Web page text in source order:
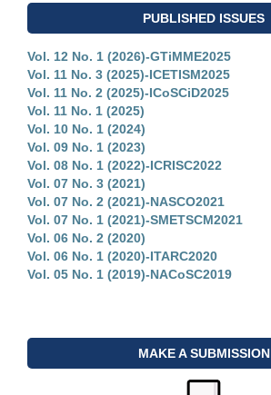
PUBLISHED ISSUES
Vol. 12 No. 1 (2026)-GTiMME2025
Vol. 11 No. 3 (2025)-ICETISM2025
Vol. 11 No. 2 (2025)-ICoSCiD2025
Vol. 11 No. 1 (2025)
Vol. 10 No. 1 (2024)
Vol. 09 No. 1 (2023)
Vol. 08 No. 1 (2022)-ICRISC2022
Vol. 07 No. 3 (2021)
Vol. 07 No. 2 (2021)-NASCO2021
Vol. 07 No. 1 (2021)-SMETSCM2021
Vol. 06 No. 2 (2020)
Vol. 06 No. 1 (2020)-ITARC2020
Vol. 05 No. 1 (2019)-NACoSC2019
MAKE A SUBMISSION